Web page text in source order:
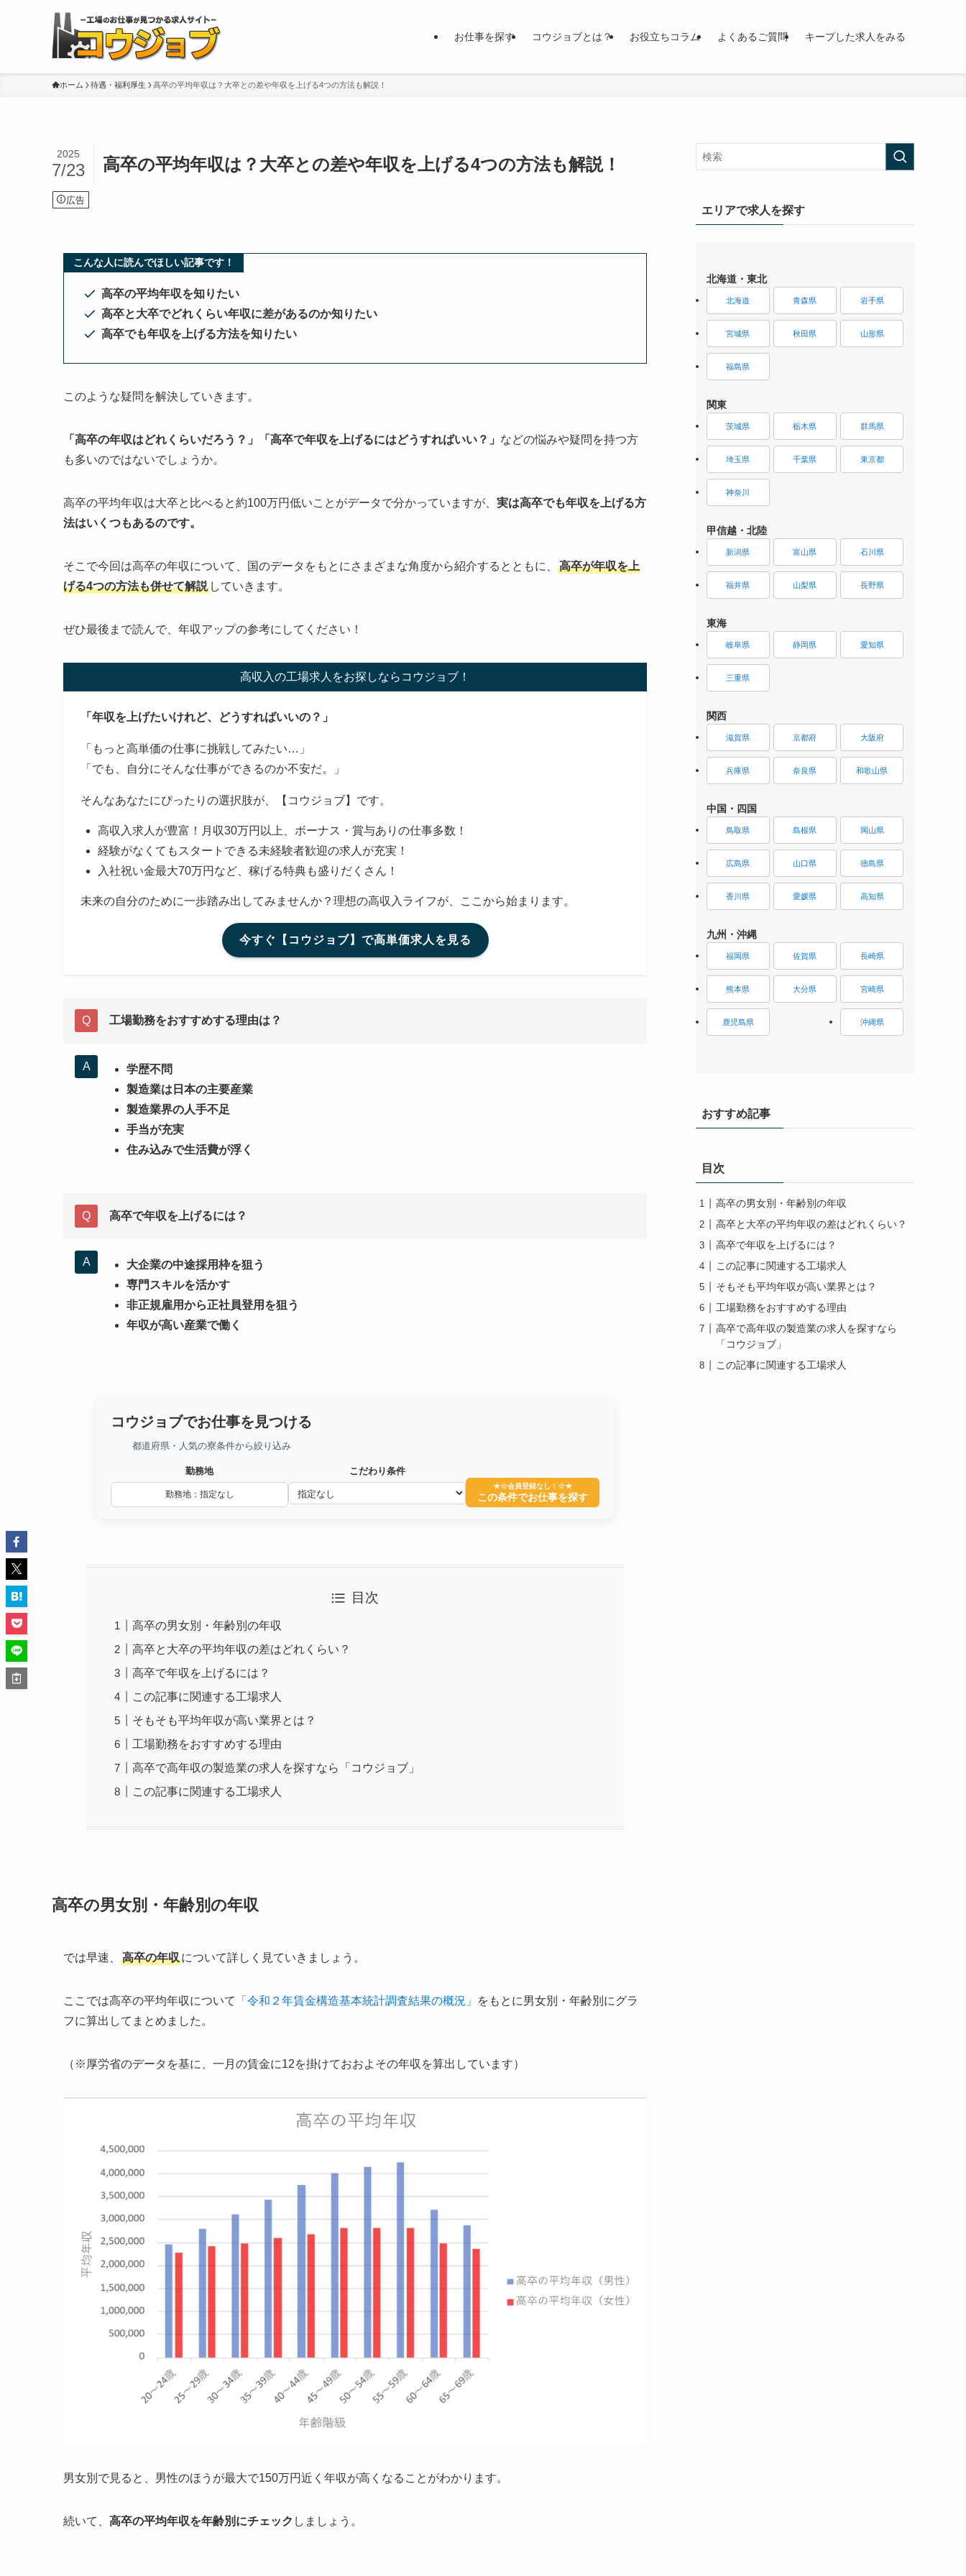
お仕事を探す コウジョブとは？ お役立ちコラム よくあるご質問 キープした求人をみる
ホーム 待遇・福利厚生 高卒の平均年収は？大卒との差や年収を上げる4つの方法も解説！
高卒の平均年収は？大卒との差や年収を上げる4つの方法も解説！
2025
7/23
広告
こんな人に読んでほしい記事です！
高卒の平均年収を知りたい
高卒と大卒でどれくらい年収に差があるのか知りたい
高卒でも年収を上げる方法を知りたい
このような疑問を解決していきます。
「高卒の年収はどれくらいだろう？」「高卒で年収を上げるにはどうすればいい？」 などの悩みや疑問を持つ方
も多いのではないでしょうか。
高卒の平均年収は大卒と比べると約100万円低いことがデータで分かっていますが、 実は高卒でも年収を上げる方
法はいくつもあるのです。
そこで今回は高卒の年収について、国のデータをもとにさまざまな角度から紹介するとともに、
高卒が年収を上
げる4つの方法も併せて解説 していきます。
ぜひ最後まで読んで、年収アップの参考にしてください！
高収入の工場求人をお探しならコウジョブ！
「年収を上げたいけれど、どうすればいいの？」
「もっと高単価の仕事に挑戦してみたい…」
「でも、自分にそんな仕事ができるのか不安だ。」
そんなあなたにぴったりの選択肢が、【コウジョブ】です。
高収入求人が豊富！月収30万円以上、ボーナス・賞与ありの仕事多数！
経験がなくてもスタートできる未経験者歓迎の求人が充実！
入社祝い金最大70万円など、稼げる特典も盛りだくさん！
未来の自分のために一歩踏み出してみませんか？理想の高収入ライフが、ここから始まります。
今すぐ【コウジョブ】で高単価求人を見る
工場勤務をおすすめする理由は？
学歴不問
製造業は日本の主要産業
製造業界の人手不足
手当が充実
住み込みで生活費が浮く
高卒で年収を上げるには？
大企業の中途採用枠を狙う
専門スキルを活かす
非正規雇用から正社員登用を狙う
年収が高い産業で働く
コウジョブでお仕事を見つける
都道府県・人気の寮条件から絞り込み
勤務地
勤務地：指定なし
こだわり条件
★☆会員登録なし！☆★
この条件でお仕事を探す
目次
高卒の男女別・年齢別の年収
高卒と大卒の平均年収の差はどれくらい？
高卒で年収を上げるには？
この記事に関連する工場求人
そもそも平均年収が高い業界とは？
工場勤務をおすすめする理由
高卒で高年収の製造業の求人を探すなら「コウジョブ」
この記事に関連する工場求人
高卒の男女別・年齢別の年収
では早速、 高卒の年収について詳しく見ていきましょう。
ここでは高卒の平均年収について 「令和２年賃金構造基本統計調査結果の概況」
をもとに男女別・年齢別にグラ
フに算出してまとめました。
（※厚労省のデータを基に、一月の賃金に12を掛けておおよその年収を算出しています）
男女別で見ると、男性のほうが最大で150万円近く年収が高くなることがわかります。
続いて、 高卒の平均年収を年齢別にチェック しましょう。
エリアで求人を探す
北海道・東北
北海道 青森県 岩手県
宮城県 秋田県 山形県
福島県
関東
茨城県 栃木県 群馬県
埼玉県 千葉県 東京都
神奈川
甲信越・北陸
新潟県 富山県 石川県
福井県 山梨県 長野県
東海
岐阜県 静岡県 愛知県
三重県
関西
滋賀県 京都府 大阪府
兵庫県 奈良県 和歌山県
中国・四国
鳥取県 島根県 岡山県
広島県 山口県 徳島県
香川県 愛媛県 高知県
九州・沖縄
福岡県 佐賀県 長崎県
熊本県 大分県 宮崎県
鹿児島県 沖縄県
おすすめ記事
目次
高卒の男女別・年齢別の年収
高卒と大卒の平均年収の差はどれくらい？
高卒で年収を上げるには？
この記事に関連する工場求人
そもそも平均年収が高い業界とは？
工場勤務をおすすめする理由
高卒で高年収の製造業の求人を探すなら
「コウジョブ」
この記事に関連する工場求人